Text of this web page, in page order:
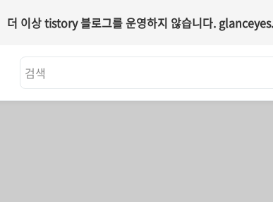
더 이상 tistory 블로그를 운영하지 않습니다.